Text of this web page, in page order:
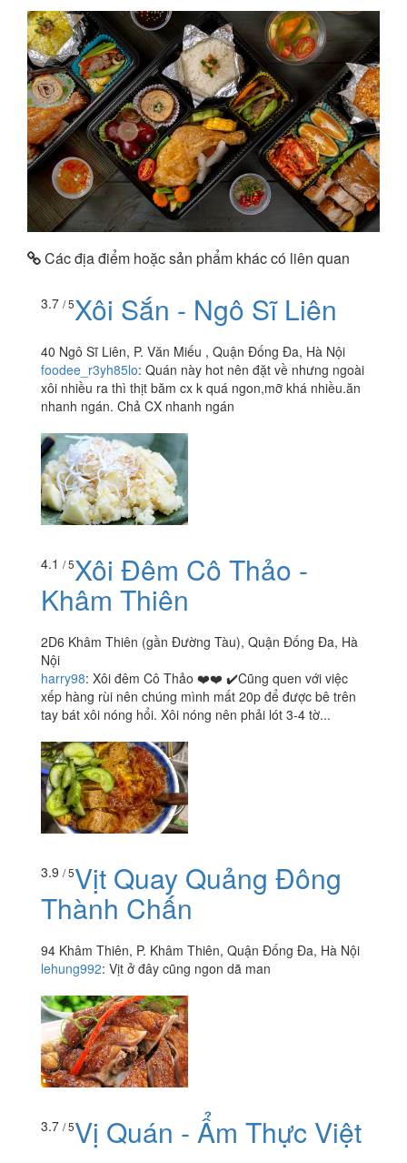
Các địa điểm hoặc sản phẩm khác có liên quan
3.7 / 5Xôi Sắn - Ngô Sĩ Liên
40 Ngô Sĩ Liên, P. Văn Miếu , Quận Đống Đa, Hà Nội
foodee_r3yh85lo: Quán này hot nên đặt về nhưng ngoài
xôi nhiều ra thì thịt băm cx k quá ngon,mỡ khá nhiều.ăn
nhanh ngán. Chả CX nhanh ngán
4.1 / 5Xôi Đêm Cô Thảo -
Khâm Thiên
2D6 Khâm Thiên (gần Đường Tàu), Quận Đống Đa, Hà
Nội
harry98: Xôi đêm Cô Thảo ❤️❤️ ✔️Cũng quen với việc
xếp hàng rùi nên chúng mình mất 20p để được bê trên
tay bát xôi nóng hổi. Xôi nóng nên phải lót 3-4 tờ...
3.9 / 5Vịt Quay Quảng Đông
Thành Chấn
94 Khâm Thiên, P. Khâm Thiên, Quận Đống Đa, Hà Nội
lehung992: Vịt ở đây cũng ngon dã man
3.7 / 5Vị Quán - Ẩm Thực Việt